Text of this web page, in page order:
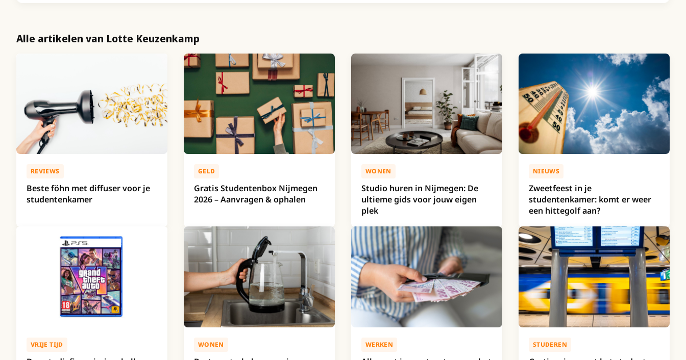
Alle artikelen van Lotte Keuzenkamp
REVIEWS
Beste föhn met diffuser voor je
studentenkamer
GELD
Gratis Studentenbox Nijmegen
2026 – Aanvragen & ophalen
WONEN
Studio huren in Nijmegen: De
ultieme gids voor jouw eigen
plek
NIEUWS
Zweetfeest in je
studentenkamer: komt er weer
een hittegolf aan?
VRIJE TIJD WONEN WERKEN STUDEREN